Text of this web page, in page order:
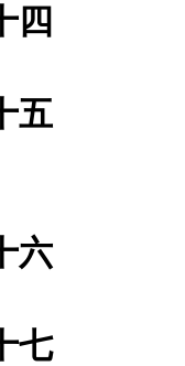
四
五
六
七